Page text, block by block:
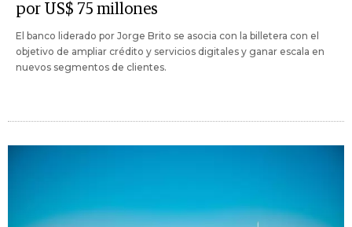
por US$ 75 millones
El banco liderado por Jorge Brito se asocia con la billetera con el
objetivo de ampliar crédito y servicios digitales y ganar escala en
nuevos segmentos de clientes.